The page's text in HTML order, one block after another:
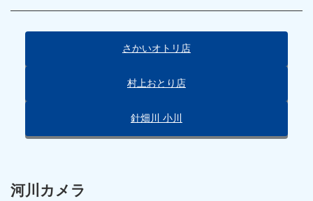
さかいオトリ店
村上おとり店
針畑川 小川
河川カメラ